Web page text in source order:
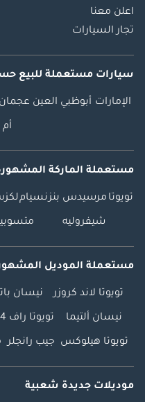
اعلن معنا
تجار السيارات
سيارات مستعملة للبيع
الإمارات أبوظبي العين عجمان
أم
مستعملة الماركة
تويوتا مرسيدس بنزنسيام
شيفروليه
مستعملة الموديل
تويوتا لاند كروزر نيسان
نيسان ألتيما تويوتا راف 4
تويوتا هيلوكس جيب رانجلر
موديلات جديدة شعبية